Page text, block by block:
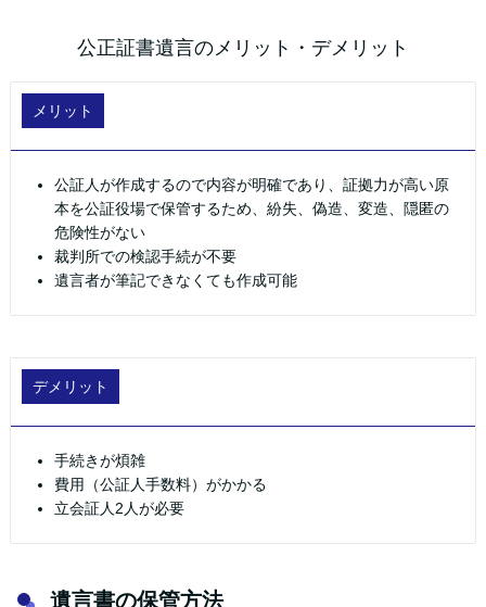
公正証書遺言のメリット・デメリット
メリット
公証人が作成するので内容が明確であり、証拠力が高い原
本を公証役場で保管するため、紛失、偽造、変造、隠匿の
危険性がない
裁判所での検認手続が不要
遺言者が筆記できなくても作成可能
デメリット
手続きが煩雑
費用（公証人手数料）がかかる
立会証人2人が必要
遺言書の保管方法